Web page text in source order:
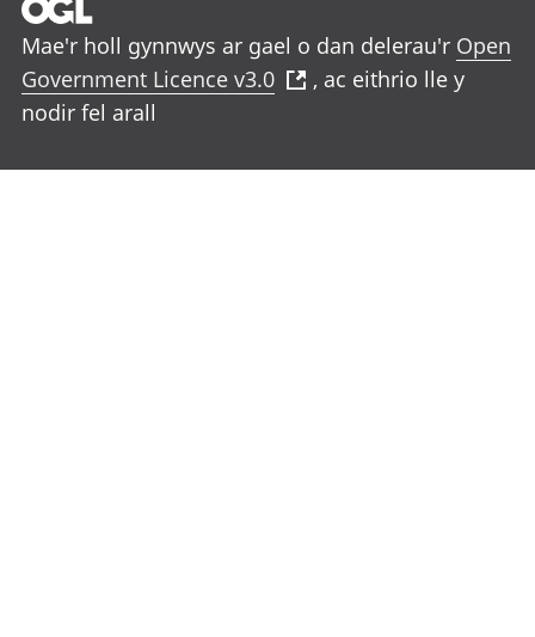
Mae'r holl gynnwys ar gael o dan delerau'r Open
Government Licence v3.0
, ac eithrio lle y
nodir fel arall